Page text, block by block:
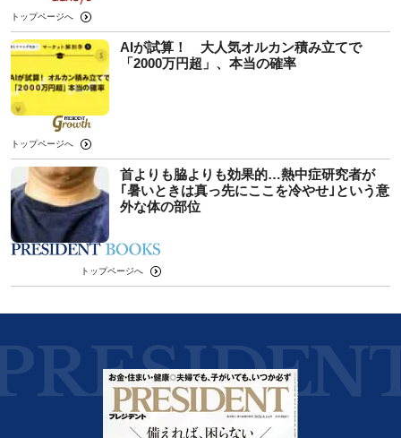
トップページへ
AIが試算！ 大人気オルカン積み立てで
「2000万円超」、本当の確率
トップページへ
首よりも脇よりも効果的…熱中症研究者が
｢暑いときは真っ先にここを冷やせ｣という意
外な体の部位
トップページへ